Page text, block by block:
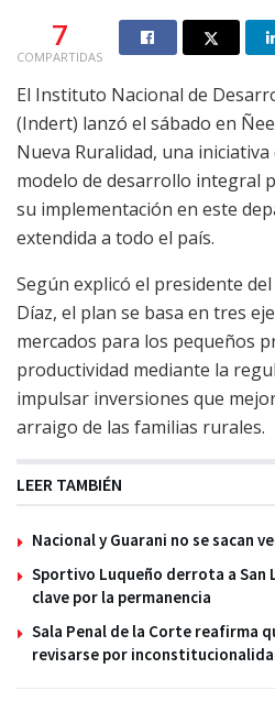
7
COMPARTIDAS
El Instituto Nacional de
(Indert) lanzó el sábado en
Nueva Ruralidad, una
modelo de desarrollo integral
su implementación en este
extendida a todo el país.
Según explicó el presidente
Díaz, el plan se basa en tres
mercados para los pequeños
productividad mediante la
impulsar inversiones que
arraigo de las familias rurales.
LEER TAMBIÉN
Nacional y Guarani no se sacan
Sportivo Luqueño derrota a
clave por la permanencia
Sala Penal de la Corte reafirma
revisarse por